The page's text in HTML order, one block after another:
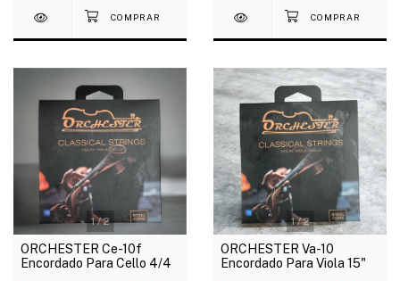
1/2
ORCHESTER Ce-10f
Encordado Para Cello 4/4
1/2
ORCHESTER Va-10
Encordado Para Viola 15"